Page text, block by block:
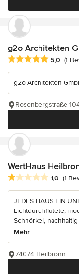
g2o Architekten
Durchschnittliche
5,0 (1
g2o Architekten
Rosenbergstraße
WertHaus
Durchschnittliche
1,0 (1
JEDES HAUS EIN
Lichtdurchflutete,
Schnörkel, nachhaltig
Mehr
74074 Heilbronn